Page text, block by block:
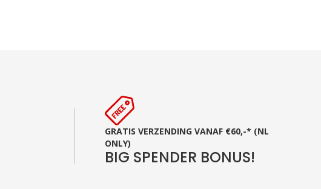
GRATIS VERZENDING VANAF €60,-* (NL
ONLY)
BIG SPENDER BONUS!